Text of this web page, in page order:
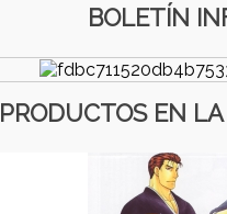
BOLETÍN
PRODUCTOS EN